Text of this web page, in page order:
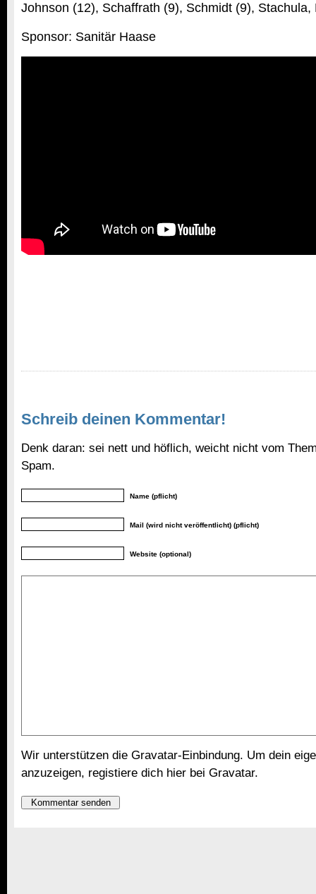
Johnson (12), Schaffrath (9), Schmidt (9), Stachula,
Sponsor: Sanitär Haase
Schreib deinen Kommentar!
Denk daran: sei nett und höflich, weicht nicht vom
Spam.
Name (pflicht)
Mail (wird nicht veröffentlicht) (pflicht)
Website (optional)
Wir unterstützen die Gravatar-Einbindung. Um dein
anzuzeigen, registiere dich hier bei Gravatar.